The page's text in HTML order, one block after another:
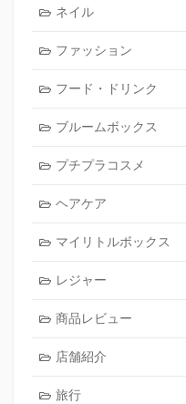
ネイル
ファッション
フード・ドリンク
ブルームボックス
プチプラコスメ
ヘアケア
マイリトルボックス
レジャー
商品レビュー
店舗紹介
旅行